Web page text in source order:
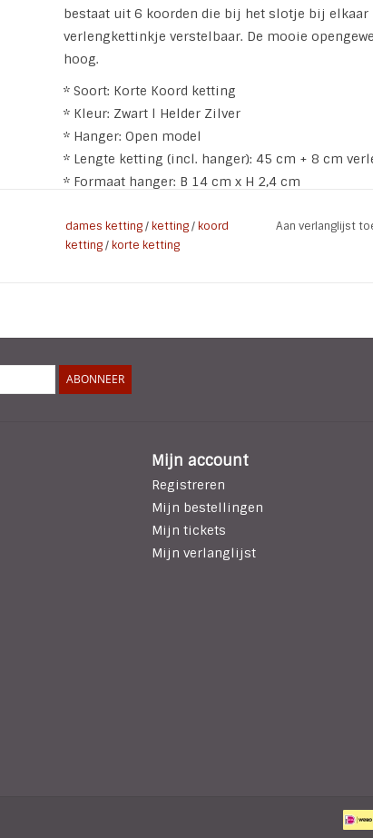
bestaat uit 6 koorden die bij het slotje bij elkaar
verlengkettinkje verstelbaar. De mooie
hoog.
* Soort: Korte Koord ketting
* Kleur: Zwart l Helder Zilver
* Hanger: Open model
* Lengte ketting (incl. hanger): 45 cm + 8 cm
* Formaat hanger: B 14 cm x H 2,4 cm
* Kenmerken: Nikkel vrij
dames ketting/ ketting/ koord
ketting/ korte ketting
Aan verlanglijst
ABONNEER
Mijn account
Registreren
Mijn bestellingen
Mijn tickets
Mijn verlanglijst